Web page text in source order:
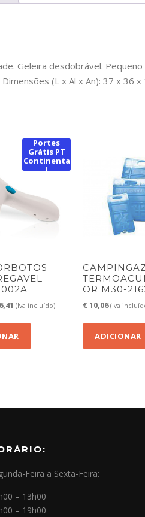
Geleira desdobrável.
(L x Al x An): 37 x 36 x
Portes
Grátis PT
Continenta
l
-
O
é:
(Iva incluído)
OR M30-
€10,06 (Iva
ADICIONAR
Feira a Sexta-Feira:
– 13h00
– 19h00